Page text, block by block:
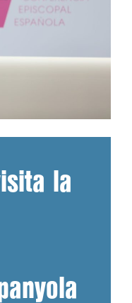
la